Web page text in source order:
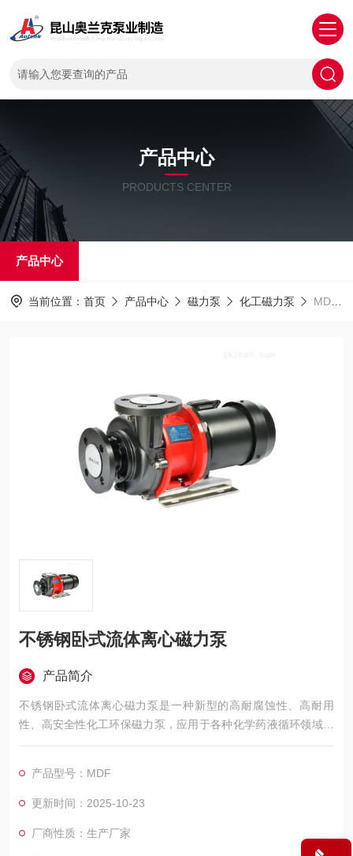
产品中心
PRODUCTS CENTER
产品中心
当前位置： 首页 产品中心 磁力泵 化工磁力泵 MDF不锈钢卧式流体离心磁力泵
不锈钢卧式流体离心磁力泵
产品简介
不锈钢卧式流体离心磁力泵是一种新型的高耐腐蚀性、高耐用
性、高安全性化工环保磁力泵，应用于各种化学药液循环领域。
产品参考先进的设计和制造工艺，产品配置高强度球墨铸铁或不
配置自循环散热冷却结构、隔热构造，保障泵浦的耐用高效。
产品型号：MDF
更新时间：2025-10-23
厂商性质：生产厂家